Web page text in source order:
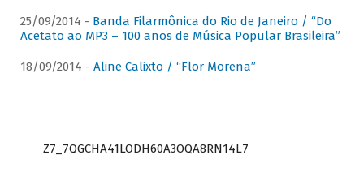
25/09/2014 - Banda Filarmônica do Rio de Janeiro / “Do
Acetato ao MP3 – 100 anos de Música Popular Brasileira”
18/09/2014 - Aline Calixto / “Flor Morena”
Z7_7QGCHA41LODH60A3OQA8RN14L7